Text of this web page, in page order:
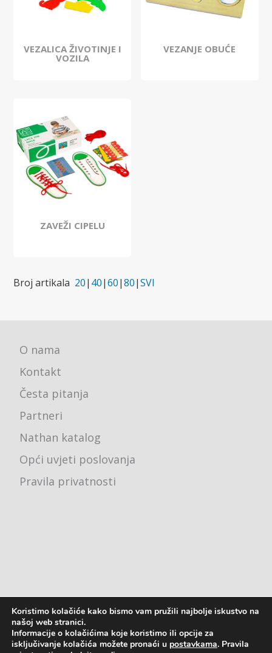
VEZALICA ŽIVOTINJE I
VOZILA
VEZANJE OBUĆE
ZAVEŽI CIPELU
Broj artikala 20| 40|60|80|SVI
O nama
Kontakt
Česta pitanja
Partneri
Nathan katalog
Opći uvjeti poslovanja
Pravila privatnosti
Ured - Karlovačka cesta 4j, 10000 Zagreb
pon - pet: 8:00 - 16:00
Koristimo kolačiće kako bismo vam pružili najbolje iskustvo na
našoj web stranici.
Informacije o kolačićima koje koristimo ili opcije za
isključivanje kolačića možete pronaći u postavkama. Pravila